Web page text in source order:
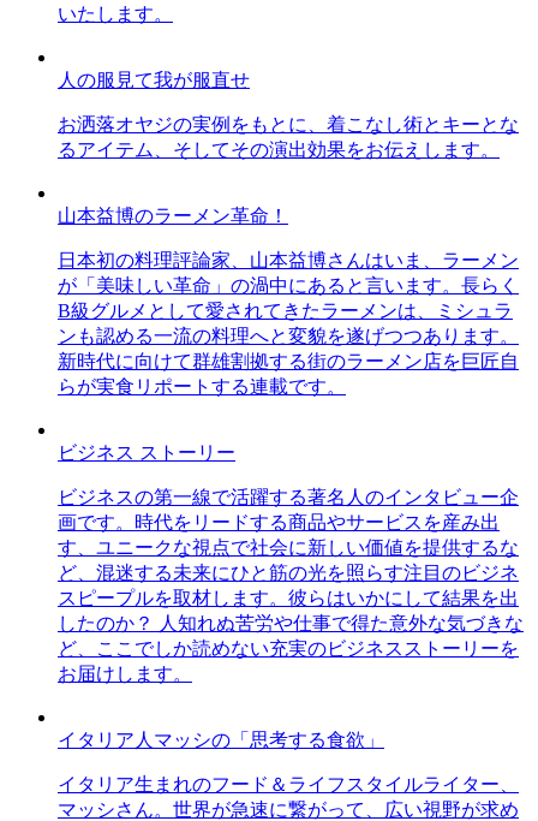
いたします。
人の服見て我が服直せ
お洒落オヤジの実例をもとに、着こなし術とキーとな
るアイテム、そしてその演出効果をお伝えします。
山本益博のラーメン革命！
日本初の料理評論家、山本益博さんはいま、ラーメン
が「美味しい革命」の渦中にあると言います。長らく
B級グルメとして愛されてきたラーメンは、ミシュラ
ンも認める一流の料理へと変貌を遂げつつあります。
新時代に向けて群雄割拠する街のラーメン店を巨匠自
らが実食リポートする連載です。
ビジネス ストーリー
ビジネスの第一線で活躍する著名人のインタビュー企
画です。時代をリードする商品やサービスを産み出
す、ユニークな視点で社会に新しい価値を提供するな
ど、混迷する未来にひと筋の光を照らす注目のビジネ
スピープルを取材します。彼らはいかにして結果を出
したのか？ 人知れぬ苦労や仕事で得た意外な気づきな
ど、ここでしか読めない充実のビジネスストーリーを
お届けします。
イタリア人マッシの「思考する食欲」
イタリア生まれのフード＆ライフスタイルライター、
マッシさん。世界が急速に繋がって、広い視野が求め